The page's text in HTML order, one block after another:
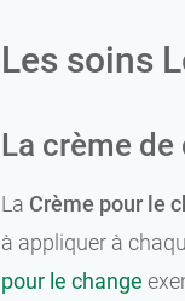
Les soins
La crème de
La Crème pour le
à appliquer à
pour le change